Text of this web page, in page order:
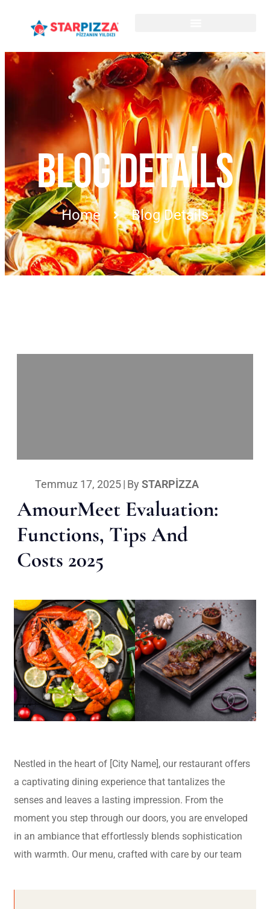
BLOG DETAILS
Home Blog Details
Temmuz 17, 2025| By STARPIZZA
AmourMeet Evaluation:
Functions, Tips And
Costs 2025
Nestled in the heart of [City Name], our restaurant offers
a captivating dining experience that tantalizes the
senses and leaves a lasting impression. From the
moment you step through our doors, you are enveloped
in an ambiance that effortlessly blends sophistication
with warmth. Our menu, crafted with care by our team